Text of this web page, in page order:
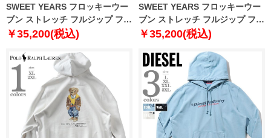
SWEET YEARS フロッキーウー
ブン ストレッチ フルジップ フー
ディ ジャケット ライトグレー
￥35,200(税込)
SWEET YEARS フロッキーウー
ブン ストレッチ フルジップ フー
ディ ジャケット キャメル 1273-
￥35,200(税込)